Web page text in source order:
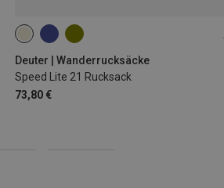
Deuter | Wanderrucksäcke
Speed Lite 21 Rucksack
73,80 €
21L